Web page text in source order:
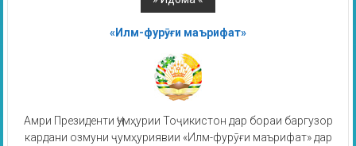
«Илм-фурӯғи маърифат»
Амри Президенти Ҷумҳурии Тоҷикистон дар бораи баргузор
кардани озмуни ҷумҳуриявии «Илм-фурӯғи маърифат» дар